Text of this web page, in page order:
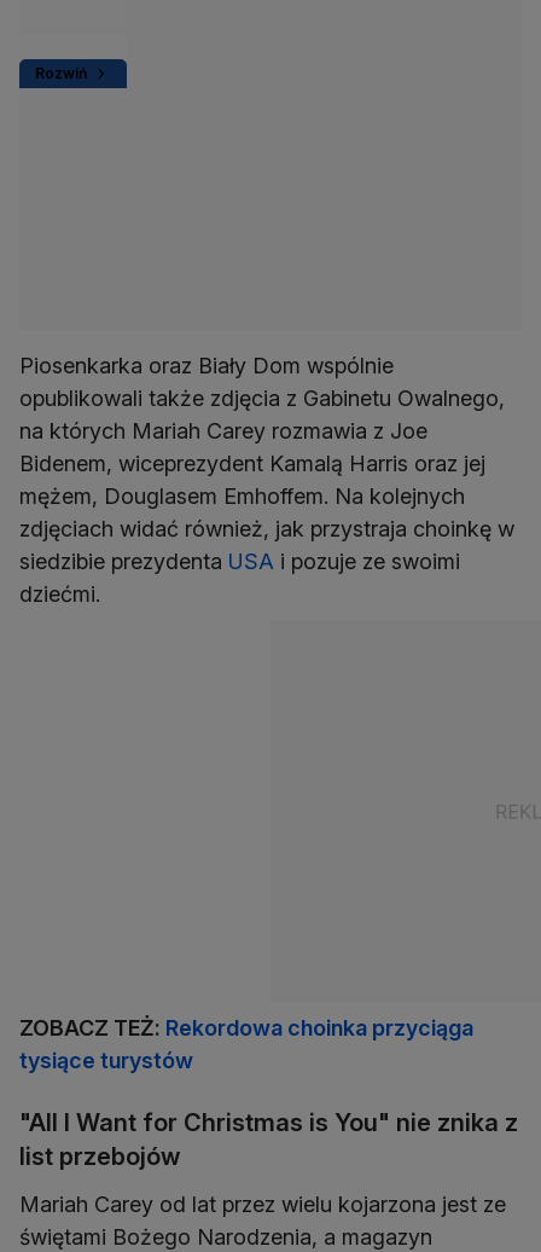
Rozwiń
Piosenkarka oraz Biały Dom wspólnie
opublikowali także zdjęcia z Gabinetu Owalnego,
na których Mariah Carey rozmawia z Joe
Bidenem, wiceprezydent Kamalą Harris oraz jej
mężem, Douglasem Emhoffem. Na kolejnych
zdjęciach widać również, jak przystraja choinkę w
siedzibie prezydenta USA i pozuje ze swoimi
dziećmi.
ZOBACZ TEŻ: Rekordowa choinka przyciąga
tysiące turystów
"All I Want for Christmas is You" nie znika z
list przebojów
Mariah Carey od lat przez wielu kojarzona jest ze
świętami Bożego Narodzenia, a magazyn